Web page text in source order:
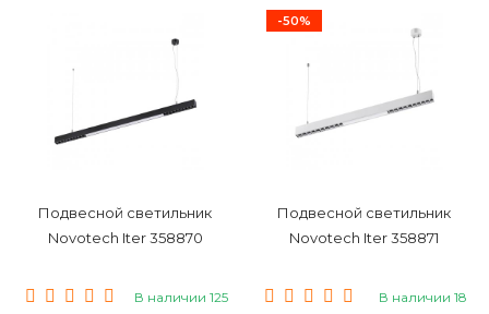
Подвесной светильник
Novotech Iter 358870
В наличии 125
-50%
Подвесной светильник
Novotech Iter 358871
В наличии 18